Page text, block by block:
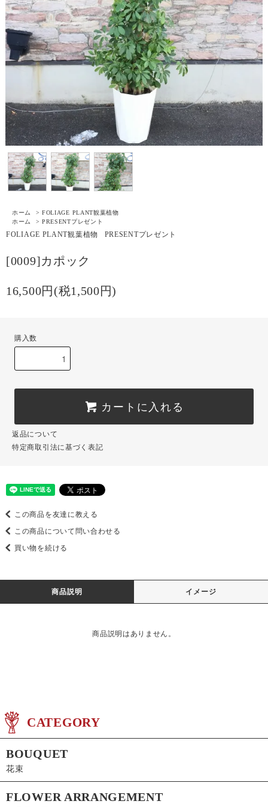
ホーム > FOLIAGE PLANT観葉植物
ホーム
> PRESENTプレゼント
FOLIAGE PLANT観葉植物 PRESENTプレゼント
[0009]カポック
16,500円(税1,500円)
購入数
カートに入れる
返品について
特定商取引法に基づく表記
この商品を友達に教える
この商品について問い合わせる
買い物を続ける
商品説明 イメージ
商品説明はありません。
CATEGORY
BOUQUET
花束
FLOWER ARRANGEMENT